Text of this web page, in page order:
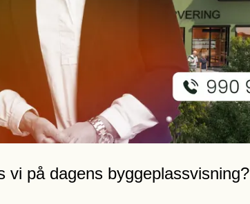
vi på dagens byggeplassvisning?